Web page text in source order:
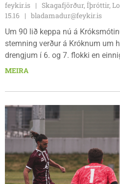
feykir.is Skagafjörður, Íþróttir,
15.16
bladamadur@feykir.is
Um 90 lið keppa nú á
stemning verður á Króknum um
drengjum í 6. og 7. flokki en
fyrir yngri systkini. Mótið hófst í
MEIRA